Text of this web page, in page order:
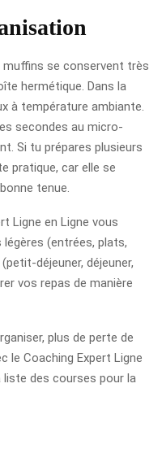
muffins se conservent très
hermétique. Dans la
à température ambiante.
secondes au micro-
Si tu prépares plusieurs
pratique, car elle se
tenue.
Ligne en Ligne vous
(entrées, plats,
déjeuner, déjeuner,
vos repas de manière
plus de perte de
le Coaching Expert Ligne
liste des courses pour la